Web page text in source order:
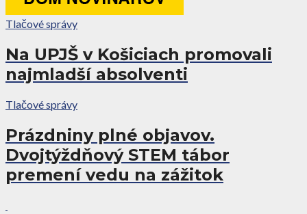
Tlačové správy
Na UPJŠ v Košiciach promovali
najmladší absolventi
Tlačové správy
Prázdniny plné objavov.
Dvojtýždňový STEM tábor
premení vedu na zážitok